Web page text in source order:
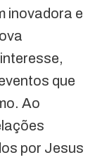
inovadora e
que
Ao
por Jesus